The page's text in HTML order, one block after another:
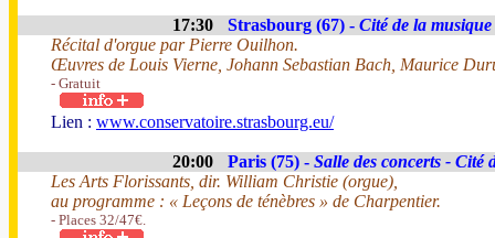
17:30 Strasbourg (67) - Cité de la
Récital d'orgue par Pierre Ouilhon.
Œuvres de Louis Vierne, Johann Sebastian Bach, Maurice
- Gratuit
Lien : www.conservatoire.strasbourg.eu/
20:00 Paris (75) - Salle des concerts -
Les Arts Florissants, dir. William Christie (orgue),
au programme : « Leçons de ténèbres » de Charpentier.
- Places 32/47€.